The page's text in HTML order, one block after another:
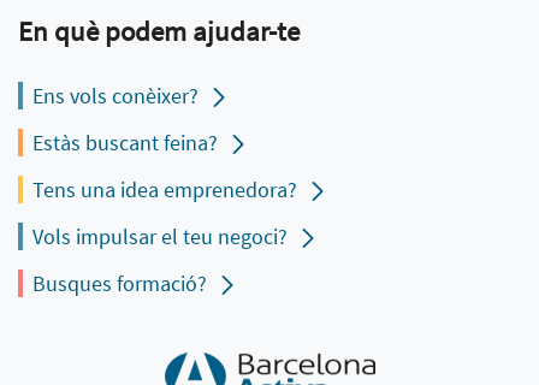
En què podem ajudar-te
Ens vols conèixer?
Estàs buscant feina?
Tens una idea emprenedora?
Vols impulsar el teu negoci?
Busques formació?